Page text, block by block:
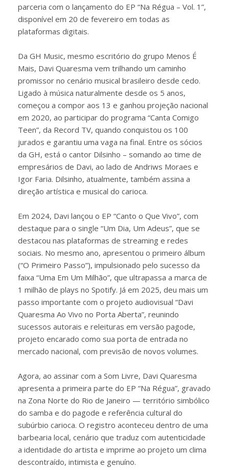
parceria com o lançamento do EP “Na Régua – Vol. 1”,
disponível em 20 de fevereiro em todas as
plataformas digitais.
Da GH Music, mesmo escritório do grupo Menos É
Mais, Davi Quaresma vem trilhando um caminho
promissor no cenário musical brasileiro desde cedo.
Ligado à música naturalmente desde os 5 anos,
começou a compor aos 13 e ganhou projeção nacional
em 2020, ao participar do programa “Canta Comigo
Teen”, da Record TV, quando conquistou os 100
jurados e garantiu uma vaga na final. Entre os sócios
da GH, está o cantor Dilsinho – somando ao time de
empresários de Davi, ao lado de Andriws Moraes e
Igor Faria. Dilsinho, atualmente, também assina a
direção artística e musical do carioca.
Em 2024, Davi lançou o EP “Canto o Que Vivo”, com
destaque para o single “Um Dia, Um Adeus”, que se
destacou nas plataformas de streaming e redes
sociais. No mesmo ano, apresentou o primeiro álbum
(“O Primeiro Passo”), impulsionado pelo sucesso da
faixa “Uma Em Um Milhão”, que ultrapassa a marca de
1 milhão de plays no Spotify. Já em 2025, deu mais um
passo importante com o projeto audiovisual “Davi
Quaresma Ao Vivo no Porta Aberta”, reunindo
sucessos autorais e releituras em versão pagode,
projeto encarado como sua porta de entrada no
mercado nacional, com previsão de novos volumes.
Agora, ao assinar com a Som Livre, Davi Quaresma
apresenta a primeira parte do EP “Na Régua”, gravado
na Zona Norte do Rio de Janeiro — território simbólico
do samba e do pagode e referência cultural do
subúrbio carioca. O registro aconteceu dentro de uma
barbearia local, cenário que traduz com autenticidade
a identidade do artista e imprime ao projeto um clima
descontraído, intimista e genuíno.